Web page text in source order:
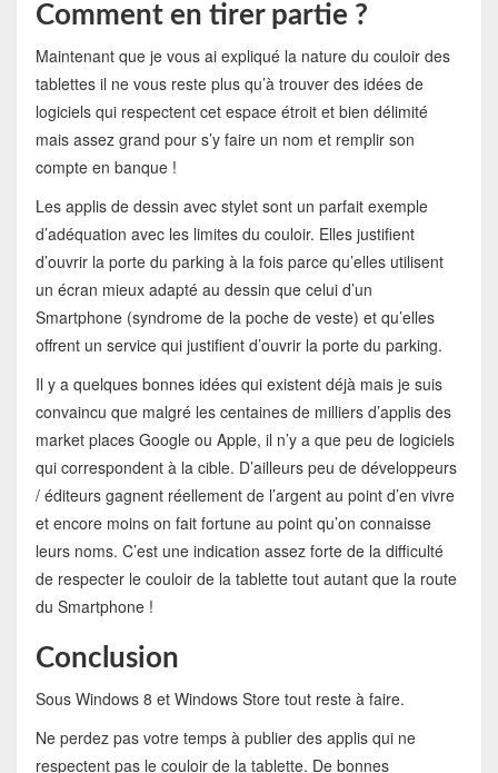
Comment en tirer partie ?
Maintenant que je vous ai expliqué la nature du couloir des
tablettes il ne vous reste plus qu’à trouver des idées de
logiciels qui respectent cet espace étroit et bien délimité
mais assez grand pour s’y faire un nom et remplir son
compte en banque !
Les applis de dessin avec stylet sont un parfait exemple
d’adéquation avec les limites du couloir. Elles justifient
d’ouvrir la porte du parking à la fois parce qu’elles utilisent
un écran mieux adapté au dessin que celui d’un
Smartphone (syndrome de la poche de veste) et qu’elles
offrent un service qui justifient d’ouvrir la porte du parking.
Il y a quelques bonnes idées qui existent déjà mais je suis
convaincu que malgré les centaines de milliers d’applis des
market places Google ou Apple, il n’y a que peu de logiciels
qui correspondent à la cible. D’ailleurs peu de développeurs
/ éditeurs gagnent réellement de l’argent au point d’en vivre
et encore moins on fait fortune au point qu’on connaisse
leurs noms. C’est une indication assez forte de la difficulté
de respecter le couloir de la tablette tout autant que la route
du Smartphone !
Conclusion
Sous Windows 8 et Windows Store tout reste à faire.
Ne perdez pas votre temps à publier des applis qui ne
respectent pas le couloir de la tablette. De bonnes